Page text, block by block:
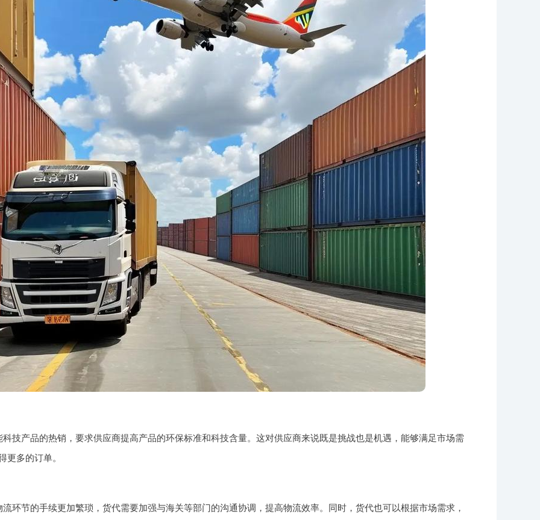
技产品的热销，要求供应商提高产品的环保标准和科技含量。这对供应商来说既是挑战也是机遇，能够满足市场需
更多的订单。
环节的手续更加繁琐，货代需要加强与海关等部门的沟通协调，提高物流效率。同时，货代也可以根据市场需求，